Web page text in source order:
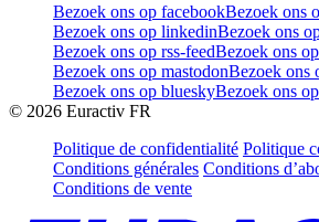
Bezoek ons op facebookBezoek ons
Bezoek ons op linkedinBezoek ons
Bezoek ons op rss-feedBezoek ons
Bezoek ons op mastodonBezoek ons
Bezoek ons op blueskyBezoek ons
© 2026 Euractiv FR
Politique de confidentialité Politique
Conditions générales Conditions
Conditions de vente